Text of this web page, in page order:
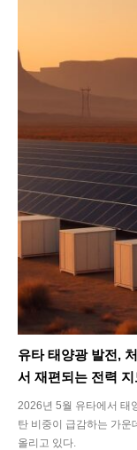
Life
Article
Tech
유타 태양광 발전,
서 재편되는 전력 지
2026년 5월 유타에서 태
탄 비중이 급감하는 가운
올리고 있다.